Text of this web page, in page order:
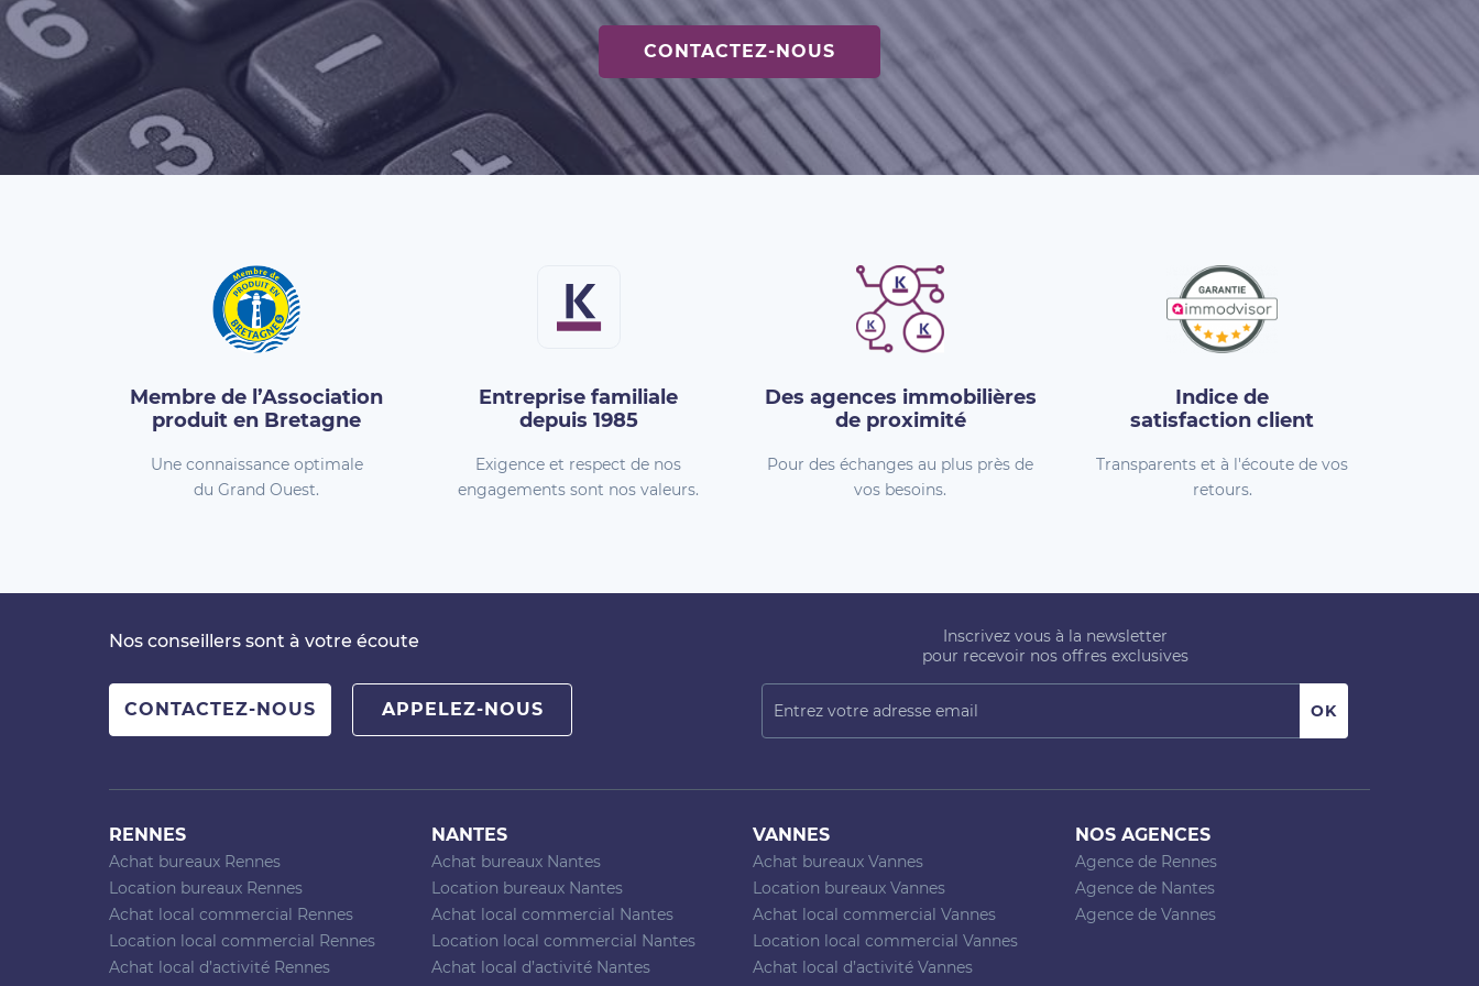
CONTACTEZ-NOUS
Membre de l’Association
produit en Bretagne
Une connaissance optimale
du Grand Ouest.
Entreprise familiale
depuis 1985
Exigence et respect de nos
engagements sont nos valeurs.
Des agences immobilières
de proximité
Pour des échanges au plus près de
vos besoins.
Indice de
satisfaction client
Transparents et à l'écoute de vos
retours.
Nos conseillers sont à votre écoute
CONTACTEZ-NOUS APPELEZ-NOUS
Inscrivez vous à la newsletter
pour recevoir nos offres exclusives
RENNES
Achat bureaux Rennes
Location bureaux Rennes
Achat local commercial Rennes
Location local commercial Rennes
Achat local d’activité Rennes
NANTES
Achat bureaux Nantes
Location bureaux Nantes
Achat local commercial Nantes
Location local commercial Nantes
Achat local d’activité Nantes
VANNES
Achat bureaux Vannes
Location bureaux Vannes
Achat local commercial Vannes
Location local commercial Vannes
Achat local d’activité Vannes
NOS AGENCES
Agence de Rennes
Agence de Nantes
Agence de Vannes